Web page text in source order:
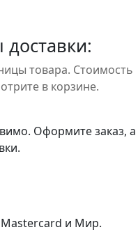
товара. Стоимость
в корзине.
Оформите заказ, а
и Мир.